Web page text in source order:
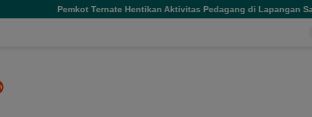
Ternate Hentikan Aktivitas Pedagang di Lapangan Salero Jelang HUT RI